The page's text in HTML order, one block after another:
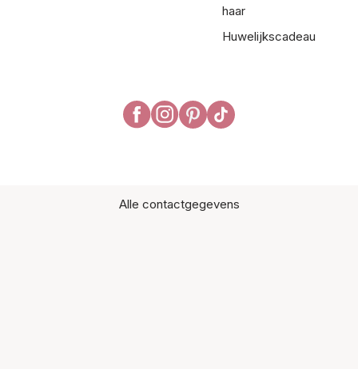
haar
Huwelijkscadeau
Alle contactgegevens